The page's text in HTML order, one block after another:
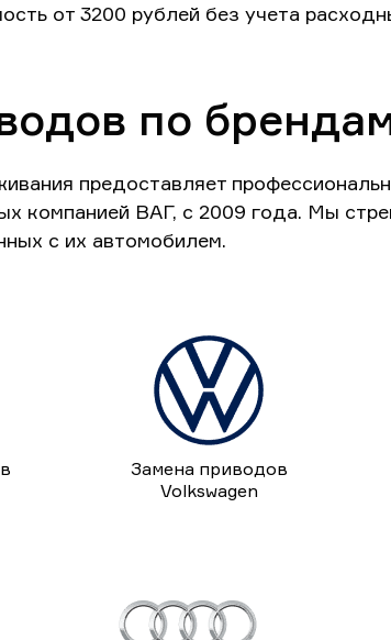
от 3200 рублей без учета
по
предоставляет
компанией ВАГ, с 2009 года. Мы
с их автомобилем.
Замена приводов
Volkswagen